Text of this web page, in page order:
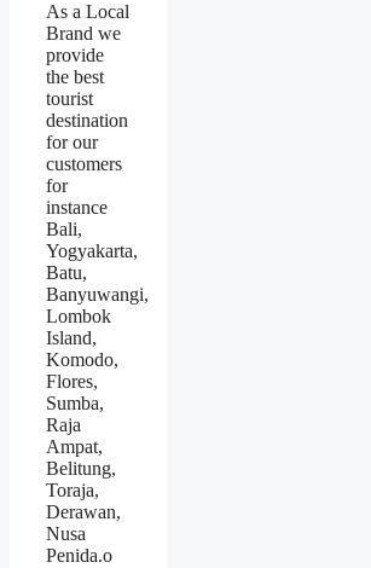
As a Local
Brand we
provide
the best
tourist
destination
for our
customers
for
instance
Bali,
Yogyakarta,
Batu,
Banyuwangi,
Lombok
Island,
Komodo,
Flores,
Sumba,
Raja
Ampat,
Belitung,
Toraja,
Derawan,
Nusa
Penida.o